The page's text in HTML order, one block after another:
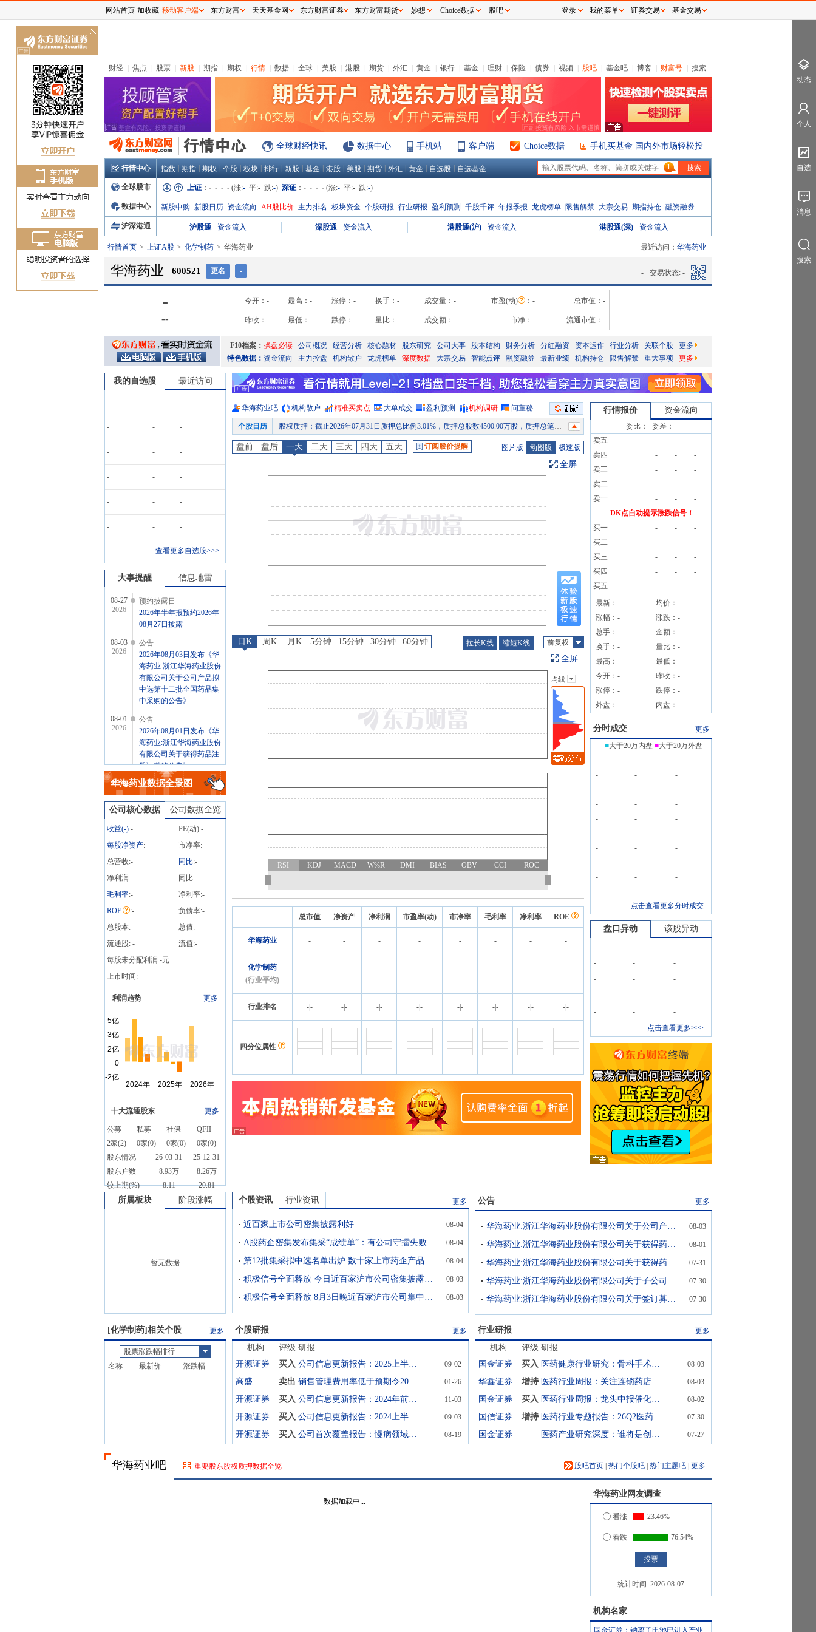
财经 焦点 股票 新股 期指 期权 行情 数据 全球 美股 港股 期货 外汇 黄金 银行 基金 理财 保险 债券 视频 股吧 基金吧 博客 财富号 搜索
全球财经快讯 数据中心 手机站 客户端 Choice数据 手机买基金 国内外市场轻松投
行情中心 指数 期指 期权 个股 板块 排行 新股 基金 港股 美股 期货 外汇 黄金 自选股 自选基金 1
全球股市 上证 ： - - - - (涨:- 平:- 跌:-) 深证 ： - - - - (涨:- 平:- 跌:-)
数据中心 新股申购 新股日历 资金流向 AH股比价 主力排名 板块资金 个股研报 行业研报 盈利预测 千股千评 年报季报 龙虎榜单 限售解禁 大宗交易 期指持仓 融资融券
沪深港通 沪股通 - 资金流入- 深股通 - 资金流入- 港股通(沪) - 资金流入- 港股通(深) - 资金流入-
行情首页 上证A股 化学制药 华海药业 最近访问： 华海药业
华海药业 600521 更名 - - 交易状态: -
-
--
今开： - 最高： - 涨停： - 换手： - 成交量： - 市盈(动) ： - 总市值： -
昨收： - 最低： - 跌停： - 量比： - 成交额： - 市净： - 流通市值： -
F10档案： 操盘必读 公司概况 经营分析 核心题材 股东研究 公司大事 股本结构 财务分析 分红融资 资本运作 行业分析 关联个股
更多
特色数据： 资金流向 主力控盘 机构散户 龙虎榜单 深度数据 大宗交易 智能点评 融资融券 最新业绩 机构持仓 限售解禁 重大事项 更多
我的自选股 最近访问
- - -
- - -
- - -
- - -
- - -
- - -
查看更多自选股>>>
大事提醒 信息地雷
08-27
2026
预约披露日
2026年半年报预约2026年
08月27日披露
08-03
2026
公告
2026年08月03日发布《华
海药业:浙江华海药业股份
有限公司关于公司产品拟
中选第十二批全国药品集
中采购的公告》
08-01
2026
公告
2026年08月01日发布《华
海药业:浙江华海药业股份
有限公司关于获得药品注
册证书的公告》
07-31
2026
公告
2026年07月31日发布《华
海药业:浙江华海药业股份
有限公司关于获得药品注
册证书的公告》
华海药业数据全景图
公司核心数据 公司数据全览
收益(-):- PE(动):-
每股净资产:- 市净率:-
总营收:- 同比:-
净利润:- 同比:-
毛利率:- 净利率:-
ROE
:- 负债率:-
总股本: - 总值:-
流通股: - 流值:-
每股未分配利润:-元
上市时间:-
利润趋势 更多
十大流通股东 更多
公募 私募 社保
QFII
2家(2) 0家(0) 0家(0) 0家(0)
股东情况
26-03-31
25-12-31
股东户数
8.93万
8.26万
较上期(%)
8.11 20.81
华海药业吧 机构散户 精准买卖点 大单成交 盈利预测 机构调研 问董秘
个股日历 股权质押 ： 截止2026年07月31日质押总比例3.01%，质押总股数4500.00万股，质押总笔数3笔
公告：2026年07月30日发布《华海药业:浙江华海药业股份有限公司关于签订募集资金四方监管协议的公告》等2条公告
：
2026年07月25日发布《华海药业:浙江华海药业股份有限公司关于下属子公司获得药物临床试验许可的公告》
股权质押：截止2026年07月24日质押总比例3.01%，质押总股数4500.00万股，质押总笔数3笔
股权质押 ：截止2026年07月17日质押总比例3.01%，质押总股数4500.00万股，质押总笔数3笔
预约披露日：2026年半年报预约2026年08月27日披露
公告：2026年08月03日发布《华海药业:浙江华海药业股份有限公司关于公司产品拟中选第十二批全国药品集中采购的公告》
公告：2026年07月31日发布《华海药业:浙江华海药业股份有限公司关于获得药品注册证书的公告》
盘前 盘后 一天 二天 三天 四天 五天 订阅股价提醒 图片版 动图版 极速版
全屏
日K 周K 月K 5分钟 15分钟 30分钟 60分钟 拉长K线 缩短K线 前复权
全屏
主图指标
均线
EXPMA
SAR
BBI
RSI KDJ MACD W%R DMI BIAS OBV CCI ROC
均线
总市值 净资产 净利润 市盈率(动) 市净率 毛利率 净利率 ROE
华海药业 - - - - - - - -
化学制药
(行业平均)
- - - - - - - -
行业排名 -- -- -|- -- -|- -|- -|- --
四分位属性
-
- - - - - - -
行情报价 资金流向
委比： -委差： -
卖五
- -
-
卖四
- -
-
卖三
- -
-
卖二
- -
-
卖一
- -
-
DK点自动提示涨跌信号！
买一
- -
-
买二
- -
-
买三
- -
-
买四
- -
-
买五
- -
-
最新： - 均价： -
涨幅： - 涨跌： -
总手： - 金额： -
换手： - 量比： -
最高： - 最低： -
今开： - 昨收： -
涨停： - 跌停： -
外盘： - 内盘： -
分时成交
更多
■大于20万内盘 ■大于20万外盘
-
-
-
-
-
-
-
-
-
-
-
-
-
-
-
-
-
-
-
-
-
-
-
-
-
-
-
-
-
-
点击查看更多分时成交
盘口异动 该股异动
- -
-
-
-
-
-
-
-
-
-
-
-
-
-
点击查看更多>>>
所属板块 阶段涨幅
暂无数据
个股资讯 行业资讯 更多
近百家上市公司密集披露利好 08-04
A股药企密集发布集采“成绩单”：有公司守擂失败 也有“光脚者”成功突围 08-04
第12批集采拟中选名单出炉 数十家上市药企产品入围 08-04
积极信号全面释放 今日近百家沪市公司密集披露利好 08-03
积极信号全面释放 8月3日晚近百家沪市公司集中释放利好信号 08-03
公告 更多
华海药业:浙江华海药业股份有限公司关于公司产品拟中选第十二批全国药品集中采购的公告 08-03
华海药业:浙江华海药业股份有限公司关于获得药品注册证书的公告 08-01
华海药业:浙江华海药业股份有限公司关于获得药品注册证书的公告 07-31
华海药业:浙江华海药业股份有限公司关于子公司获得药品注册批准的公告 07-30
华海药业:浙江华海药业股份有限公司关于签订募集资金四方监管协议的公告 07-30
[化学制药]相关个股 更多
股票涨跌幅排行
名称
最新价 涨跌幅
个股研报 更多
机构 评级 研报
开源证券
买入 公司信息更新报告：2025上半年业绩有所波动，在研项目快速推进 09-02
高盛 卖出 销售管理费用率低于预期令2024年预告净利润超预期；下调目标价至人民币14元；卖出 01-26
开源证券 买入 公司信息更新报告：2024年前三季度业绩快速增长，在研项目进展顺利 11-03
开源证券 买入 公司信息更新报告：2024上半年业绩快速增长，国内制剂业务强劲增长 09-03
开源证券 买入 公司首次覆盖报告：慢病领域龙头企业，迎来业绩收获期 08-19
行业研报 更多
机构 评级 研报
国金证券
买入 医药健康行业研究：骨科手术机器人：支付环境持续改善，行业迈入商业化提速期 08-03
华鑫证券 增持 医药行业周报：关注连锁药店同店增长恢复 08-03
国金证券 买入 医药行业周报：龙头中报催化临近，关注创新药产业链业绩成长 08-02
国信证券 增持 医药行业专题报告：26Q2医药持仓创新低，关注板块估值修复机会 07-30
国金证券 医药产业研究深度：谁将是创新药中2025年的三星、美光和SK海力士 07-27
华海药业吧 重要股东股权质押数据全览 股吧首页 热门个股吧 热门主题吧 更多
华海药业网友调查
看涨 23.46%
看跌 76.54%
统计时间: 2026-08-07
机构名家
国金证券：钠离子电池已进入产业
网站首页 加收藏 移动客户端 东方财富 天天基金网 东方财富证券 东方财富期货 妙想 Choice数据 股吧 登录 我的菜单 证券交易 基金交易
动态
个人
自选
消息
搜索